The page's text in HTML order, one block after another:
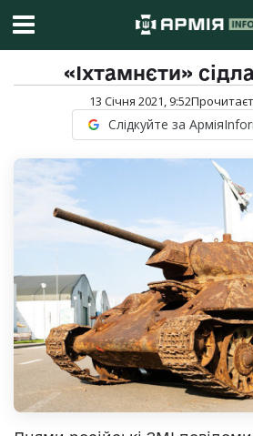
«Іхтамнєти»
13 Січня 2021, 9:52
Слідкуйте за